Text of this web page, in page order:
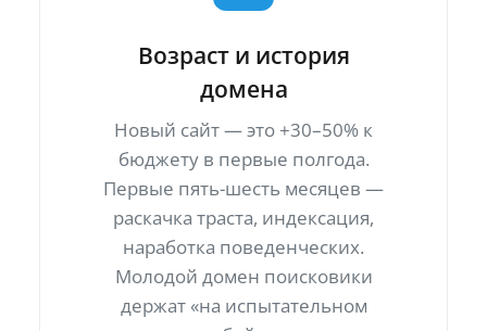
Возраст и история
домена
Новый сайт — это +30–50% к
бюджету в первые полгода.
Первые пять-шесть месяцев —
раскачка траста, индексация,
наработка поведенческих.
Молодой домен поисковики
держат «на испытательном